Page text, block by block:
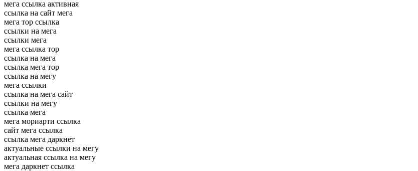
мега ссылка активная
ссылка на сайт мега
мега тор ссылка
ссылки на мега
ссылки мега
мега ссылка тор
ссылка на мега
ссылка мега тор
ссылка на мегу
мега ссылки
ссылка на мега сайт
ссылки на мегу
ссылка мега
мега мориарти ссылка
сайт мега ссылка
ссылка мега даркнет
актуальные ссылки на мегу
актуальная ссылка на мегу
мега даркнет ссылка